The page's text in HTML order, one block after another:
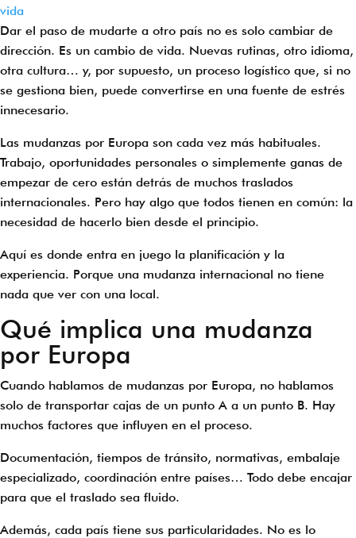
vida
Dar el paso de mudarte a otro país no es solo cambiar de
dirección. Es un cambio de vida. Nuevas rutinas, otro idioma,
otra cultura… y, por supuesto, un proceso logístico que, si no
se gestiona bien, puede convertirse en una fuente de estrés
innecesario.
Las mudanzas por Europa son cada vez más habituales.
Trabajo, oportunidades personales o simplemente ganas de
empezar de cero están detrás de muchos traslados
internacionales. Pero hay algo que todos tienen en común: la
necesidad de hacerlo bien desde el principio.
Aquí es donde entra en juego la planificación y la
experiencia. Porque una mudanza internacional no tiene
nada que ver con una local.
Qué implica una mudanza
por Europa
Cuando hablamos de mudanzas por Europa, no hablamos
solo de transportar cajas de un punto A a un punto B. Hay
muchos factores que influyen en el proceso.
Documentación, tiempos de tránsito, normativas, embalaje
especializado, coordinación entre países… Todo debe encajar
para que el traslado sea fluido.
Además, cada país tiene sus particularidades. No es lo